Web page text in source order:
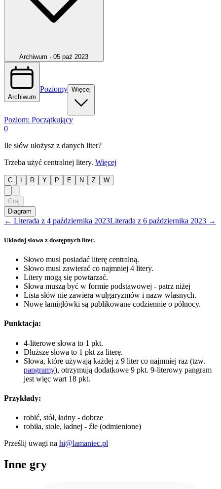
Archiwum · 05 paź 2023
Archiwum
Poziomy Więcej
Poziom: Początkujący
0
Ile słów ułożysz z danych liter?
Trzeba użyć centralnej litery. Więcej
C R Y P E N Z W
Graj
Diagram
← Literada z 4 października 2023Literada z 6 października 2023 →
Układaj słowa z dostępnych liter.
Słowo musi posiadać literę centralną.
Słowo musi zawierać co najmniej 4 litery.
Litery mogą się powtarzać.
Słowa muszą być w formie podstawowej - patrz niżej
Lista słów nie zawiera wulgaryzmów i nazw własnych.
Nowe łamigłówki są publikowane codziennie o północy.
Punktacja:
4-literowe słowa to 1 pkt.
Dłuższe słowa to 1 pkt za literę.
Słowa, które używają każdej z 9 liter co najmniej raz (tzw.
pangramy), otrzymują dodatkowe 9 pkt. 9-literowy pangram
jest więc wart 18 pkt.
Przykłady:
robić, stół, ładny - dobrze
robiła, stole, ładnej - źle (odmienione)
Prześlij uwagi na hi@lamaniec.pl
Inne gry